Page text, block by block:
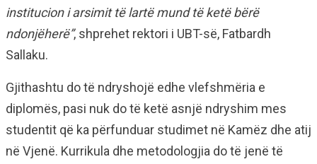
institucion i arsimit të lartë mund të ketë bërë
ndonjëherë”, shprehet rektori i UBT-së, Fatbardh
Sallaku.
Gjithashtu do të ndryshojë edhe vlefshmëria e
diplomës, pasi nuk do të ketë asnjë ndryshim mes
studentit që ka përfunduar studimet në Kamëz dhe atij
në Vjenë. Kurrikula dhe metodologjia do të jenë të